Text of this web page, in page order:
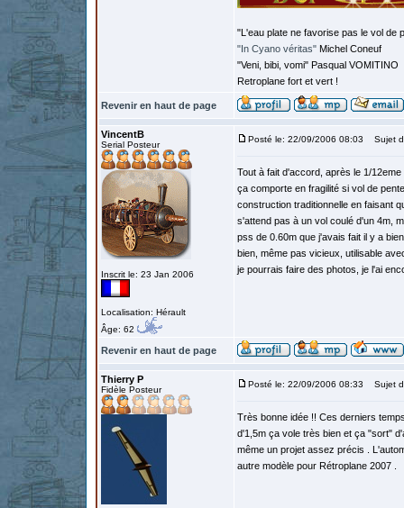
"L'eau plate ne favorise pas le vol de
"In Cyano véritas" Michel Coneuf
"Veni, bibi, vomi" Pasqual VOMITINO
Retroplane fort et vert !
Revenir en haut de page
VincentB
Serial Posteur
Inscrit le: 23 Jan 2006
Localisation: Hérault
Âge: 62
Posté le: 22/09/2006 08:03 Sujet
Tout à fait d'accord, après le 1/
ça comporte en fragilité si vol de
construction traditionnelle en faisant
s'attend pas à un vol coulé d'un 4m,
pss de 0.60m que j'avais fait il y a
bien, même pas vicieux, utilisable
je pourrais faire des photos, je l'ai
Revenir en haut de page
Thierry P
Fidèle Posteur
Posté le: 22/09/2006 08:33 Sujet
Très bonne idée !! Ces derniers
d'1,5m ça vole très bien et ça "sort"
même un projet assez précis .
autre modèle pour Rétroplane 2007 .